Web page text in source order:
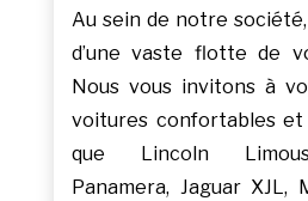
Au sein de notre
d’une vaste flotte de
Nous vous invitons à
voitures confortables
que Lincoln
Panamera, Jaguar XJL,